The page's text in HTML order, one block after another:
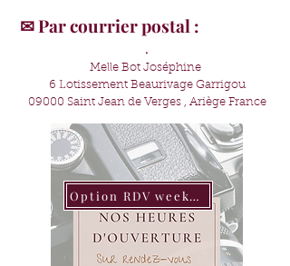
✉ Par courrier postal :
.
Melle Bot Joséphine
6 Lotissement Beaurivage Garrigou
09000 Saint Jean de Verges , Ariège France
Option RDV week-end